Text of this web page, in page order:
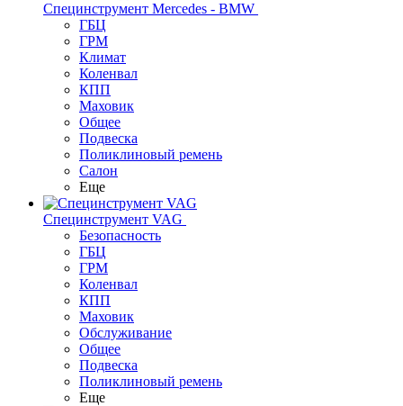
Специнструмент Mercedes - BMW
ГБЦ
ГРМ
Климат
Коленвал
КПП
Маховик
Общее
Подвеска
Поликлиновый ремень
Салон
Еще
Специнструмент VAG
Безопасность
ГБЦ
ГРМ
Коленвал
КПП
Маховик
Обслуживание
Общее
Подвеска
Поликлиновый ремень
Еще